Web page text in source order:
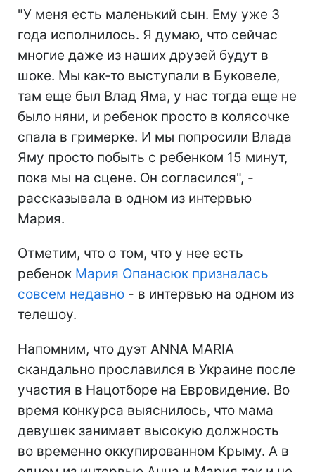
"У меня есть маленький сын. Ему уже 3
года исполнилось. Я думаю, что сейчас
многие даже из наших друзей будут в
шоке. Мы как-то выступали в Буковеле,
там еще был Влад Яма, у нас тогда еще не
было няни, и ребенок просто в колясочке
спала в гримерке. И мы попросили Влада
Яму просто побыть с ребенком 15 минут,
пока мы на сцене. Он согласился", -
рассказывала в одном из интервью
Мария.
Отметим, что о том, что у нее есть
ребенок Мария Опанасюк призналась
совсем недавно - в интервью на одном из
телешоу.
Напомним, что дуэт ANNA MARIA
скандально прославился в Украине после
участия в Нацотборе на Евровидение. Во
время конкурса выяснилось, что мама
девушек занимает высокую должность
во временно оккупированном Крыму. А в